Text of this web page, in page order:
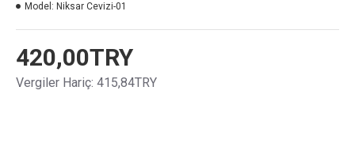
420,00TRY
Vergiler Hariç: 415,84TRY
Model: Niksar Cevizi-01